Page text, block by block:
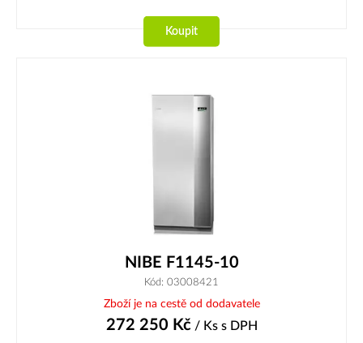
Koupit
NIBE F1145-10
Kód: 03008421
Zboží je na cestě od dodavatele
272 250 Kč/ Ks s DPH